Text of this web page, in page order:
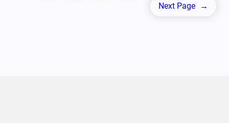
Next Page →